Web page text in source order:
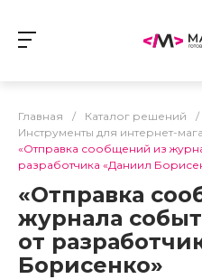
Главная / Каталог решений
/
Инструменты для интернет-
«Отправка сообщений из
разработчика «Даниил
«Отправка
журнала
от
Борисенко»